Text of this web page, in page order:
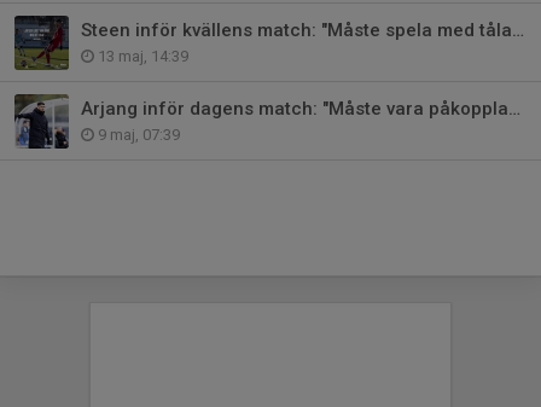
Steen inför kvällens match: "Måste spela med tålamod"
13 maj, 14:39
Arjang inför dagens match: "Måste vara påkopplade"
9 maj, 07:39